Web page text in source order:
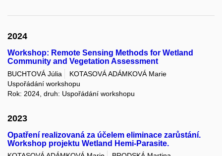
2024
Workshop: Remote Sensing Methods for Wetland
Community and Vegetation Assessment
BUCHTOVÁ Júlia
KOTASOVÁ ADÁMKOVÁ Marie
Uspořádání workshopu
Rok: 2024, druh: Uspořádání workshopu
2023
Opatření realizovaná za účelem eliminace zarůstání.
Workshop projektu Wetland Hemi-Parasite.